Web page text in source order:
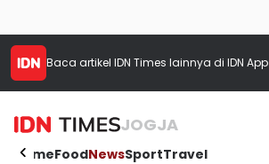
Baca artikel IDN Times lainnya di IDN App
JOGJA
HomeFoodNewsSportTravel